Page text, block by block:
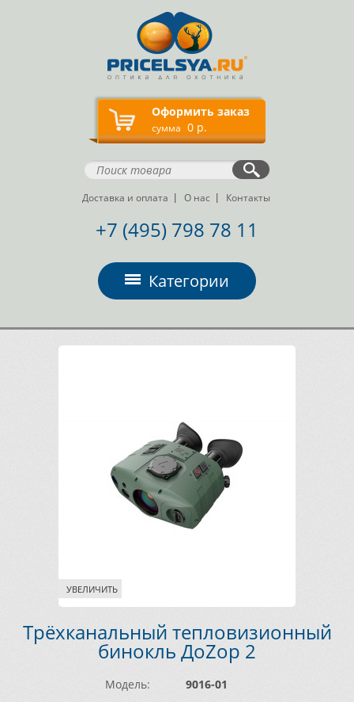
Оформить заказ
сумма 0 р.
Доставка и оплата О нас Контакты
+7 (495) 798 78 11
Категории
УВЕЛИЧИТЬ
Трёхканальный тепловизионный
бинокль ДоZор 2
Модель: 9016-01